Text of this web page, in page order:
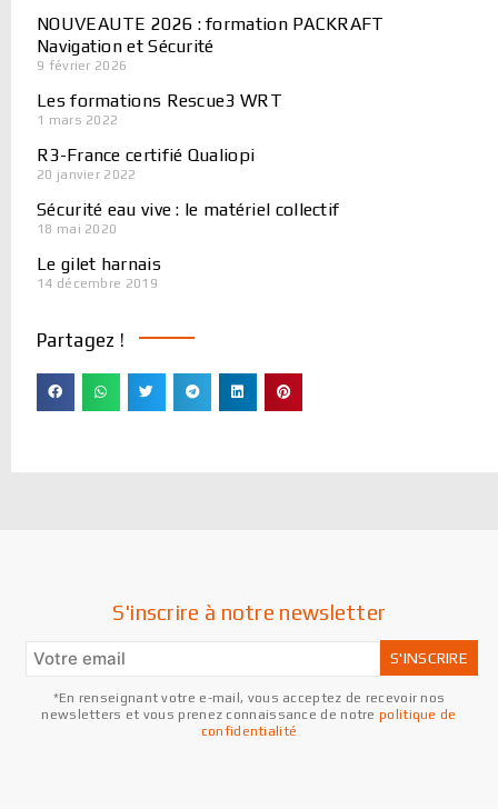
NOUVEAUTE 2026 : formation PACKRAFT
Navigation et Sécurité
9 février 2026
Les formations Rescue3 WRT
1 mars 2022
R3-France certifié Qualiopi
20 janvier 2022
Sécurité eau vive : le matériel collectif
18 mai 2020
Le gilet harnais
14 décembre 2019
Partagez !
S'inscrire à notre newsletter
*En renseignant votre e-mail, vous acceptez de recevoir nos
newsletters et vous prenez connaissance de notrepolitique de
confidentialité